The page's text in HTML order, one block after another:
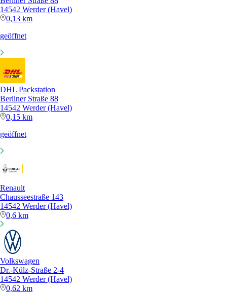
14542 Werder (Havel)
0,13 km
geöffnet
DHL Packstation
Berliner Straße 88
14542 Werder (Havel)
0,15 km
geöffnet
Renault
Chausseestraße 143
14542 Werder (Havel)
0,6 km
Volkswagen
Dr.-Külz-Straße 2-4
14542 Werder (Havel)
0,62 km